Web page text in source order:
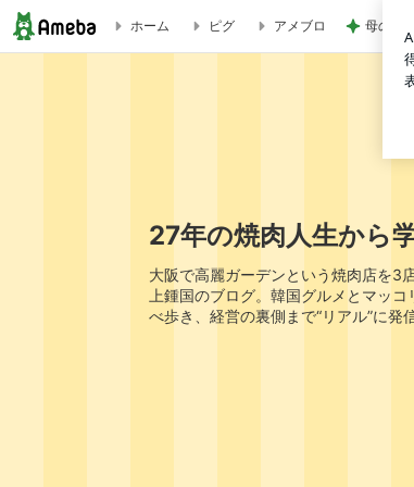
広蔵市場でいつも大行列。韓国人も観光客も並ぶ
ホーム ピグ アメブロ 母の希
27年の焼肉人生から
大阪で高麗ガーデンという焼肉店を3
上鍾国のブログ。韓国グルメとマッ
べ歩き、経営の裏側まで“リアル”に発